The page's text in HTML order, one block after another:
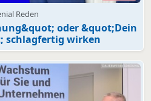
Reden
oder &quot;Dein
schlagfertig wirken